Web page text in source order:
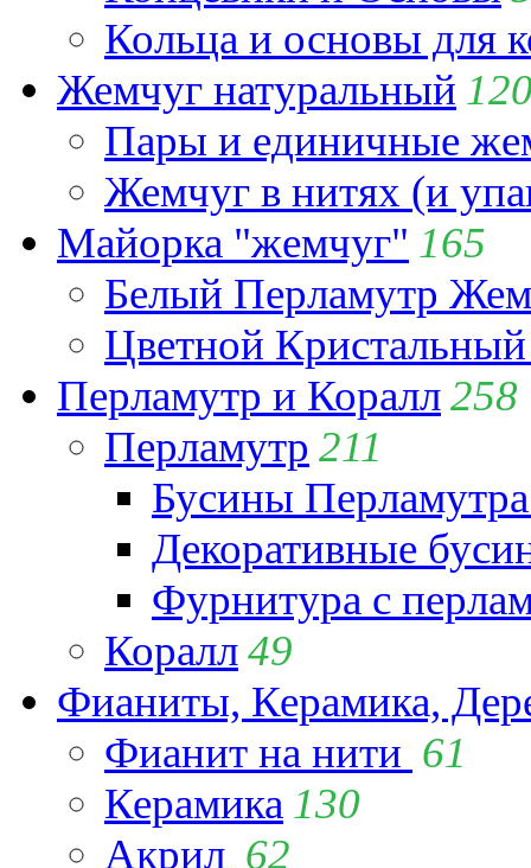
Кольца и основы для
Жемчуг натуральный
Пары и единичные
Жемчуг в нитях (и
Майорка "жемчуг" 165
Белый Перламутр
Цветной
Перламутр и Коралл258
Перламутр 211
Бусины
Декоративные
Фурнитура с
Коралл49
Фианиты, Керамика,
Фианит на нити 61
Керамика 130
Акрил 62